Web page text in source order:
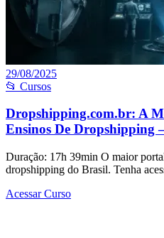
29/08/2025
📂 Cursos
Dropshipping.com.br: A
Ensinos De Dropshipping
Duração: 17h 39min O maior
dropshipping do Brasil. Tenha
Acessar Curso